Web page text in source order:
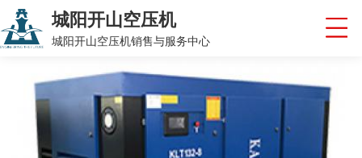
城阳开山空压机
城阳开山空压机销售与服务中心